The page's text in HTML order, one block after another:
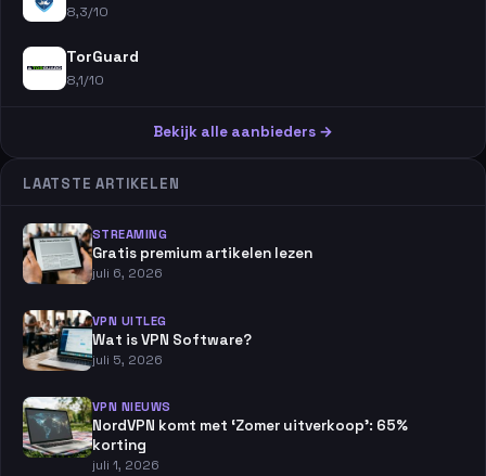
8,3/10
TorGuard
8,1/10
Bekijk alle aanbieders →
LAATSTE ARTIKELEN
STREAMING
Gratis premium artikelen lezen
juli 6, 2026
VPN UITLEG
Wat is VPN Software?
juli 5, 2026
VPN NIEUWS
NordVPN komt met ‘Zomer uitverkoop’: 65%
korting
juli 1, 2026